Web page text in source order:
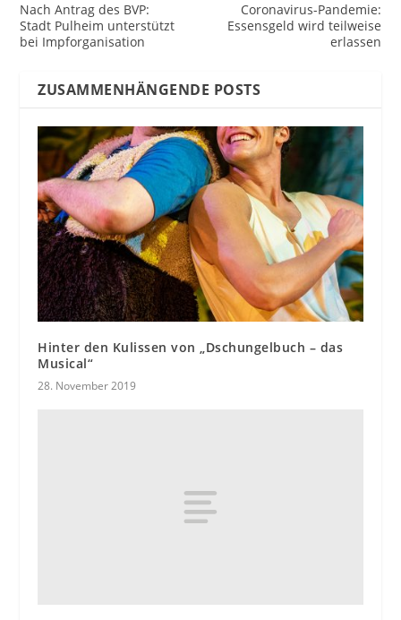
Nach Antrag des BVP:
Stadt Pulheim unterstützt
bei Impforganisation
Coronavirus-Pandemie:
Essensgeld wird teilweise
erlassen
ZUSAMMENHÄNGENDE POSTS
Hinter den Kulissen von „Dschungelbuch – das
Musical“
28. November 2019